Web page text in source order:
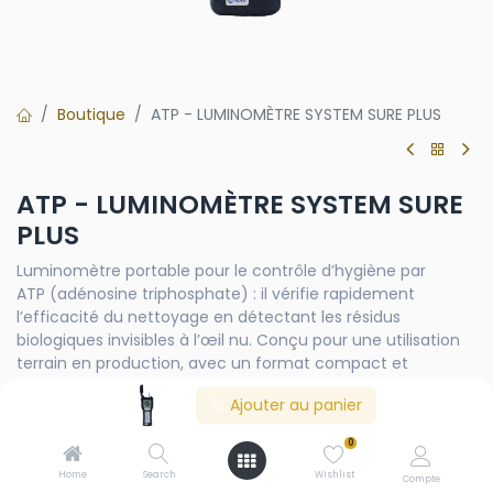
Ajouter au panier
Home Search
0
Wishlist Compte
Boutique ATP - LUMINOMÈTRE SYSTEM SURE PLUS
ATP - LUMINOMÈTRE SYSTEM SURE
PLUS
Luminomètre portable pour le contrôle d’hygiène par
ATP (adénosine triphosphate) : il vérifie rapidement
l’efficacité du nettoyage en détectant les résidus
biologiques invisibles à l’œil nu. Conçu pour une utilisation
terrain en production, avec un format compact et
Résultats rapides (≈ 15 secondes), lecture immédiate